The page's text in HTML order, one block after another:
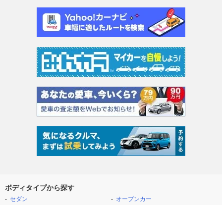
ボディタイプから探す
セダン
オープンカー